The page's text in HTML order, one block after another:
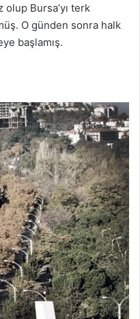
olup Bursa’yı terk
O günden sonra halk
başlamış.